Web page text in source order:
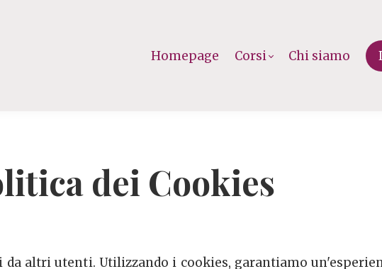
Homepage Corsi Chi siamo
dei Cookies
altri utenti. Utilizzando i cookies, garantiamo